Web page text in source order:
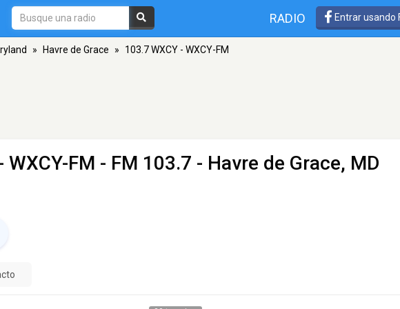
RADIO Entrar usando
» Havre de Grace » 103.7 WXCY - WXCY-FM
WXCY-FM - FM 103.7 - Havre de Grace, MD